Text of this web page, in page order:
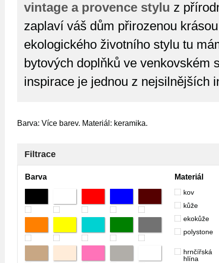
vintage a provence stylu z
zaplaví váš dům přirozenou
ekologického životního stylu tu
bytových doplňků ve venkovském
inspirace je jednou z nejsilnějších
Barva: Více barev. Materiál: keramika.
Filtrace
Barva Materiál
kov
kůže
ekokůže
polystone
hrnčířská
hlína